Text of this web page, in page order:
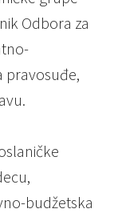
Odbora za
pravosuđe,
budžetska